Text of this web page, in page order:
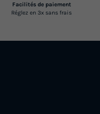
Facilités de paiement
Réglez en 3x sans frais